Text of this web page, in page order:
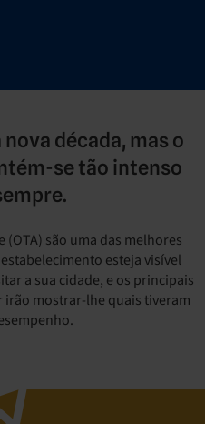
década, mas o
se tão intenso
(OTA) são uma das melhores
esteja visível
a sua cidade, e os principais
irão mostrar-lhe quais tiveram